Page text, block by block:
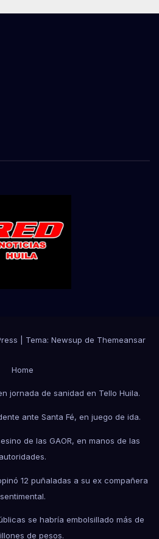
Tema: Newsup de Themeansar
Home
jornada de sanidad en Tello Huila.
ante Santa Fé, en juego de ida.
de las GAOR, en manos de las
autoridades.
12 puñaladas a su ex compañera
sentimental.
se habría embolsillado más de
de pesos.